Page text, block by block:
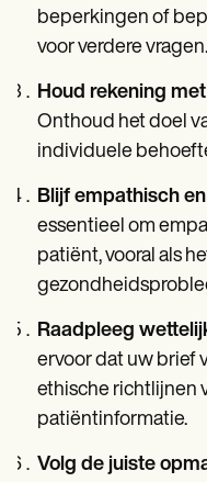
beperkingen of
voor verdere vragen.
Houd rekening
Onthoud het doel
individuele
Blijf empathisch
essentieel om
patiënt, vooral als
Raadpleeg
ervoor dat uw brief
ethische richtlijnen
patiëntinformatie.
Volg de juiste